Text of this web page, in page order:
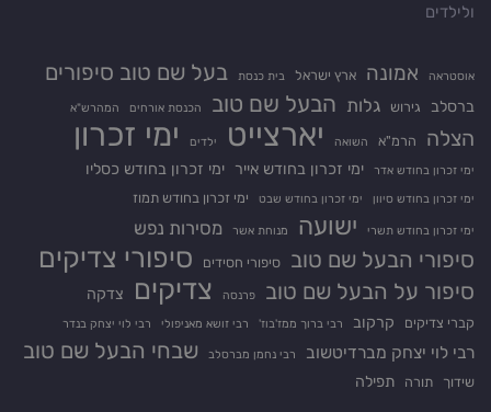
ולילדים
אוסטראה אמונה ארץ ישראל בית כנסת בעל שם טוב סיפורים
ברסלב גירוש גלות הבעל שם טוב הכנסת אורחים המהרש"א
הצלה הרמ"א השואה יארצייט ילדים ימי זכרון
ימי זכרון בחודש אדר ימי זכרון בחודש אייר ימי זכרון בחודש כסליו
ימי זכרון בחודש סיוון ימי זכרון בחודש שבט ימי זכרון בחודש תמוז
ימי זכרון בחודש תשרי ישועה מנוחת אשר מסירות נפש
סיפורי הבעל שם טוב סיפורי חסידים סיפורי צדיקים
סיפור על הבעל שם טוב פרנסה צדיקים צדקה
קברי צדיקים קרקוב רבי ברוך ממז'בוז' רבי זושא מאניפולי רבי לוי יצחק בנדר
רבי לוי יצחק מברדיטשוב רבי נחמן מברסלב שבחי הבעל שם טוב
שידוך תורה תפילה